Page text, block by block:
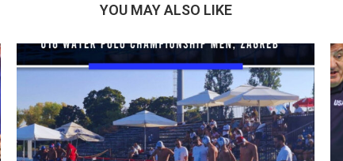
YOU MAY ALSO LIKE